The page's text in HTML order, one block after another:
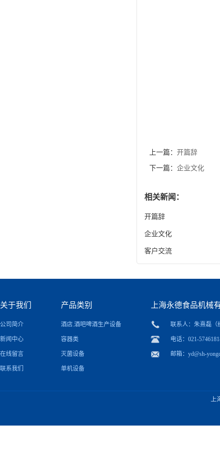
上一篇： 开篇辞
下一篇： 企业文化
相关新闻：
开篇辞
企业文化
客户交流
关于我们
公司简介
新闻中心
在线留言
联系我们
产品类别
酒店.酒吧啤酒生产设备
容器类
灭菌设备
单机设备
上海永德食品机械
联系人：朱熹磊（
电话：021-
邮箱： yd@sh-
上